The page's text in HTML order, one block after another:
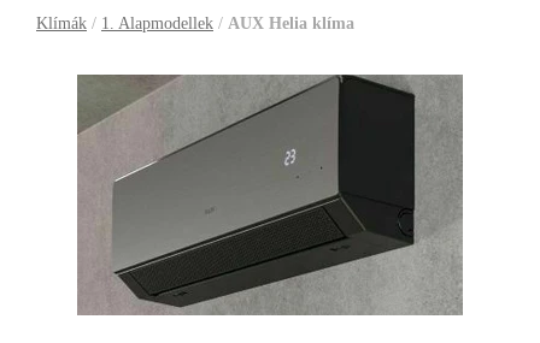
Klímák / 1. Alapmodellek / AUX Helia klíma